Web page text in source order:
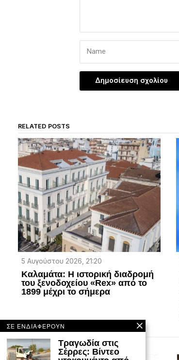
RELATED POSTS
5 Αυγούστου 2026, 21:20
Καλαμάτα: Η ιστορική διαδρομή
του ξενοδοχείου «Rex» από το
1899 μέχρι το σήμερα
ΣΕ ΕΝΔΙΑΦΕΡΟΥΝ
Τραγωδία στις
Σέρρες: Βίντεο